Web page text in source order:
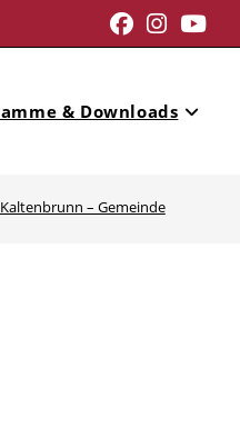
& Downloads
– Gemeinde